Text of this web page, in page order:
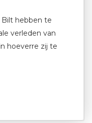
hebben te
verleden van
hoeverre zij te